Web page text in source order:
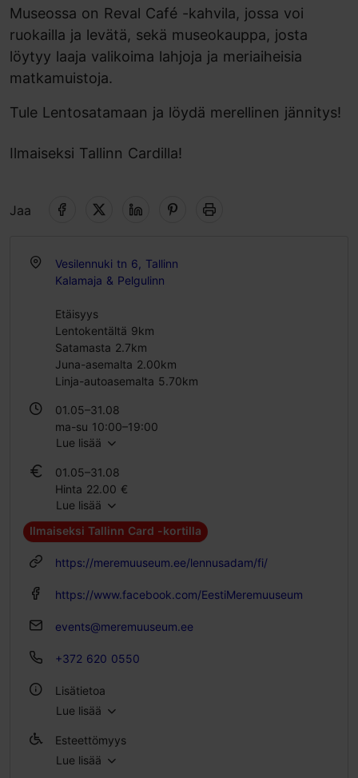
Museossa on Reval Café -kahvila, jossa voi
ruokailla ja levätä, sekä museokauppa, josta
löytyy laaja valikoima lahjoja ja meriaiheisia
matkamuistoja.
Tule Lentosatamaan ja löydä merellinen jännitys!
Ilmaiseksi Tallinn Cardilla!
Jaa
Vesilennuki tn 6, Tallinn
Kalamaja & Pelgulinn
Etäisyys
Lentokentältä 9km
Satamasta 2.7km
Juna-asemalta 2.00km
Linja-autoasemalta 5.70km
01.05–31.08
ma-su 10:00–19:00
ti – su 10:00–18:00
Lue lisää
01.05–31.08
Hinta 22.00 €
Oppilaslippu 11.00 €
Perhelippu 40.00 €
01.09–30.04
Hinta 22.00 €
Oppilaslippu 11.00 €
Lue lisää
Ilmaiseksi Tallinn Card -kortilla
https://meremuuseum.ee/lennusadam/fi/
https://www.facebook.com/EestiMeremuuseum
events@meremuuseum.ee
+372 620 0550
Lisätietoa
WLAN-alue
Lue lisää
Esteettömyys
Lue lisää